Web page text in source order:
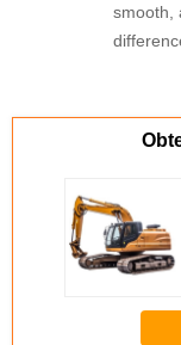
smooth,
manual
strain
taking
visual
finding